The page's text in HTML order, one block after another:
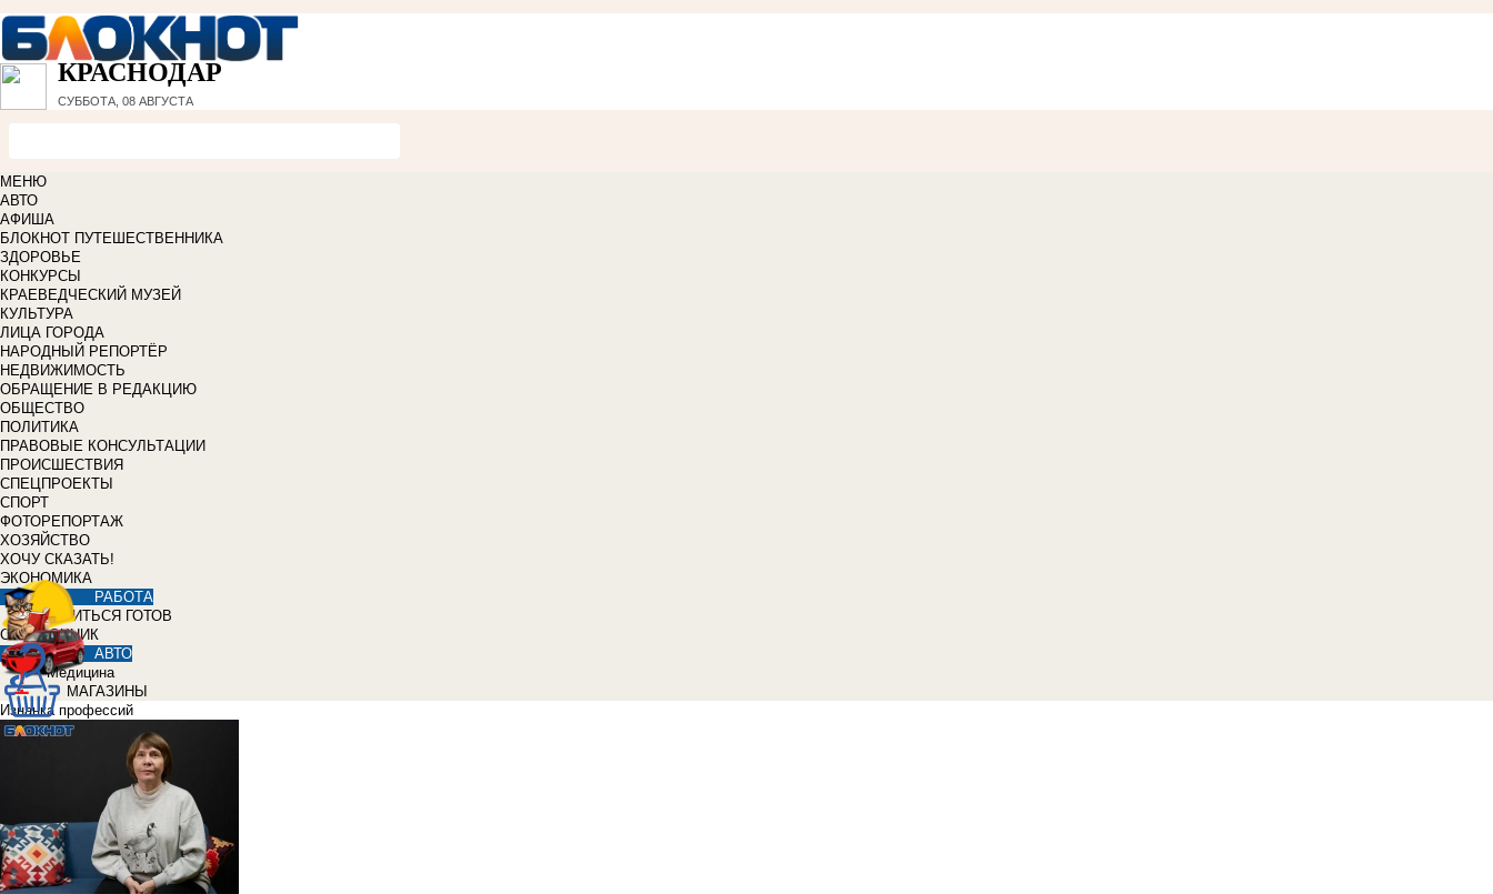
КРАСНОДАР
СУББОТА, 08 АВГУСТА
МЕНЮ
АВТО
АФИША
БЛОКНОТ ПУТЕШЕСТВЕННИКА
ЗДОРОВЬЕ
КОНКУРСЫ
КРАЕВЕДЧЕСКИЙ МУЗЕЙ
КУЛЬТУРА
ЛИЦА ГОРОДА
НАРОДНЫЙ РЕПОРТЁР
НЕДВИЖИМОСТЬ
ОБРАЩЕНИЕ В РЕДАКЦИЮ
ОБЩЕСТВО
ПОЛИТИКА
ПРАВОВЫЕ КОНСУЛЬТАЦИИ
ПРОИСШЕСТВИЯ
СПЕЦПРОЕКТЫ
СПОРТ
ФОТОРЕПОРТАЖ
ХОЗЯЙСТВО
ХОЧУ СКАЗАТЬ!
ЭКОНОМИКА
РАБОТА
УЧИТЬСЯ ГОТОВ
СПРАВОЧНИК
АВТО
Медицина
МАГАЗИНЫ
Изнанка профессий